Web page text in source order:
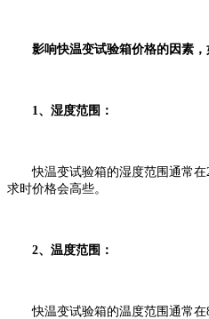
影响快温变试验箱价格的因素，
1、湿度范围：
快温变试验箱的湿度范围通常在
求时价格会高些。
2、温度范围：
快温变试验箱的温度范围通常在